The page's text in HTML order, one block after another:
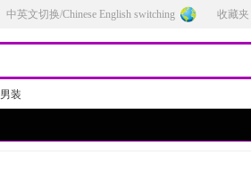
中英文切换/Chinese English switching 收藏夹
男装